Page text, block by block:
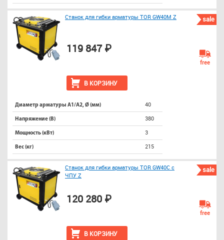
sale
Станок для гибки арматуры TOR GW40M Z
В КОРЗИНУ
119 847 ₽
free
Диаметр арматуры А1/А2, Ø (мм) 40
Напряжение (В) 380
Мощность (кВт) 3
Вес (кг) 215
sale
Станок для гибки арматуры TOR GW40С с
ЧПУ Z
В КОРЗИНУ
120 280 ₽
free